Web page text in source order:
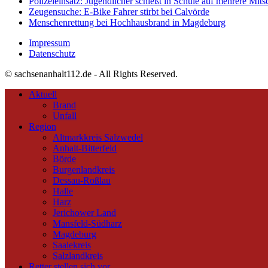
Zeugensuche: E-Bike Fahrer stirbt bei Calvörde
Menschenrettung bei Hochhausbrand in Magdeburg
Impressum
Datenschutz
© sachsenanhalt112.de - All Rights Reserved.
Aktuell
Brand
Unfall
Region
Altmarkkreis Salzwedel
Anhalt-Bitterfeld
Börde
Burgenlandkreis
Dessau-Roßlau
Halle
Harz
Jerichower Land
Mansfeld-Südharz
Magdeburg
Saalekreis
Salzlandkreis